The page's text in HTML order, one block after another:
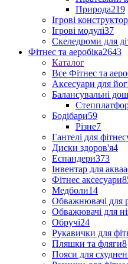
Природа219
Ігрові
Ігрові модулі37
Скеледроми для
Фітнес та аеробіка2643
Каталог
Все Фітнес та
Аксесуари для
Балансувальні
Бодібари59
Різне7
Гантелі для
Диски здоров'я4
Еспандери373
Інвентар для
Фітнес аксесуари
Медболи14
Обважнювачі для
Обважювачі для
Обручі24
Рукавички для
Пляшки та фляги8
Пояси для